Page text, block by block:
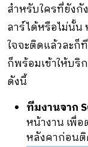
สำหรับใครที่ยังกั
ลาร์ได้หรือไม่นั้น
ใจจะติดแล้วละก็
ก็พร้อมเข้าให้บริ
ดังนี้
ทีมงานจาก
หน้างาน เพื่
หลังคาก่อนติ